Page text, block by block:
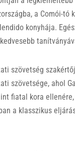
a Comói-tó
konyhája.
szövetség
szövetsége, ahol
fiatal kora
a klasszikus